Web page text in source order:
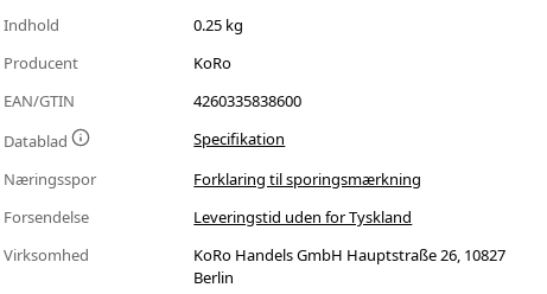
Indhold
0.25 kg
Producent
KoRo
EAN/GTIN
4260335838600
Datablad
Specifikation
Næringsspor
Forklaring til sporingsmærkning
Forsendelse
Leveringstid uden for Tyskland
Virksomhed
KoRo Handels GmbH Hauptstraße 26, 10827
Berlin